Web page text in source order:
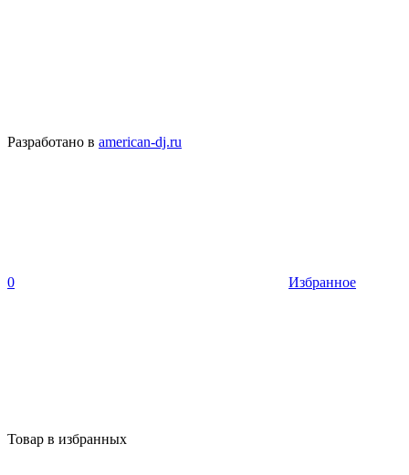
Разработано в american-dj.ru
0 Избранное
Товар в избранных